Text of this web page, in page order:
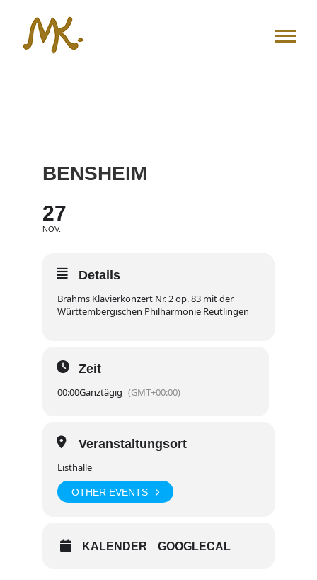
springen
BENSHEIM
27
NOV.
Details
Brahms Klavierkonzert Nr. 2 op. 83 mit der
Württembergischen Philharmonie Reutlingen
Zeit
00:00Ganztägig (GMT+00:00)
Veranstaltungsort
Listhalle
OTHER EVENTS
KALENDER GOOGLECAL